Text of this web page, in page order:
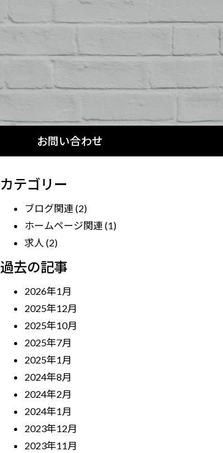
お問い合わせ
カテゴリー
ブログ関連 (2)
ホームページ関連 (1)
求人 (2)
過去の記事
2026年1月
2025年12月
2025年10月
2025年7月
2025年1月
2024年8月
2024年2月
2024年1月
2023年12月
2023年11月